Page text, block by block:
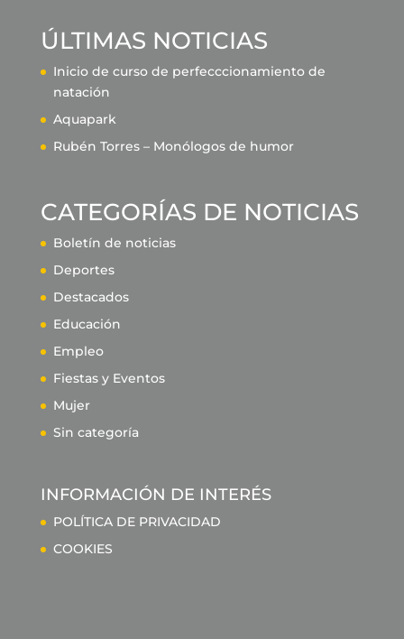
ÚLTIMAS NOTICIAS
Inicio de curso de perfecccionamiento de
natación
Aquapark
Rubén Torres – Monólogos de humor
CATEGORÍAS DE NOTICIAS
Boletín de noticias
Deportes
Destacados
Educación
Empleo
Fiestas y Eventos
Mujer
Sin categoría
INFORMACIÓN DE INTERÉS
POLÍTICA DE PRIVACIDAD
COOKIES